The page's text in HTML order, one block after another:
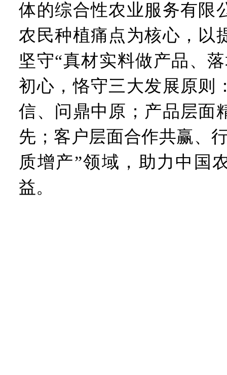
体的综合性农业服务有限
农民种植痛点为核心，以
坚守“真材实料做产品、
初心，恪守三大发展原则
信、问鼎中原；产品层面
先；客户层面合作共赢、
质增产”领域，助力中国
益。